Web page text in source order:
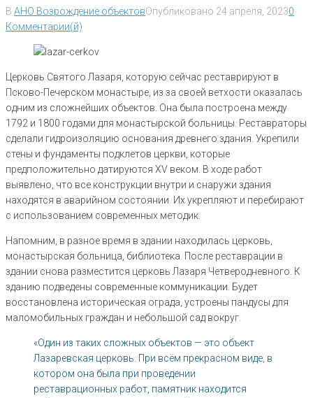
В АНО Возрождение объектовОпубликовано 24 апреля, 20230
Комментарии(й)
Церковь Святого Лазаря, которую сейчас реставрируют в
Псково-Печерском монастыре, из за своей ветхости оказалась
одним из сложнейших объектов. Она была построена между
1792 и 1800 годами для монастырской больницы. Реставраторы
сделали гидроизоляцию основания древнего здания. Укрепили
стены и фундаменты подклетов церкви, которые
предположительно датируются XV веком. В ходе работ
выявлено, что все конструкции внутри и снаружи здания
находятся в аварийном состоянии. Их укрепляют и перебирают
с использованием современных методик.
Напомним, в разное время в здании находилась церковь,
монастырская больница, библиотека. После реставрации в
здании снова разместится церковь Лазаря Четверодневного. К
зданию подведены современные коммуникации. Будет
восстановлена историческая ограда, устроены пандусы для
маломобильных граждан и небольшой сад вокруг.
«Один из таких сложных объектов — это объект
Лазаревская церковь. При всём прекрасном виде, в
котором она была при проведении
реставрационных работ, памятник находится